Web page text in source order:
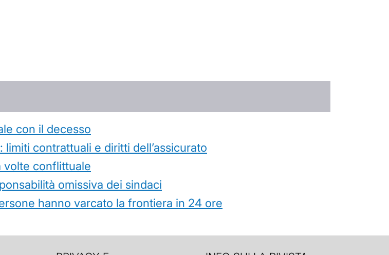
con il decesso
contrattuali e diritti dell’assicurato
volte conflittuale
omissiva dei sindaci
hanno varcato la frontiera in 24 ore